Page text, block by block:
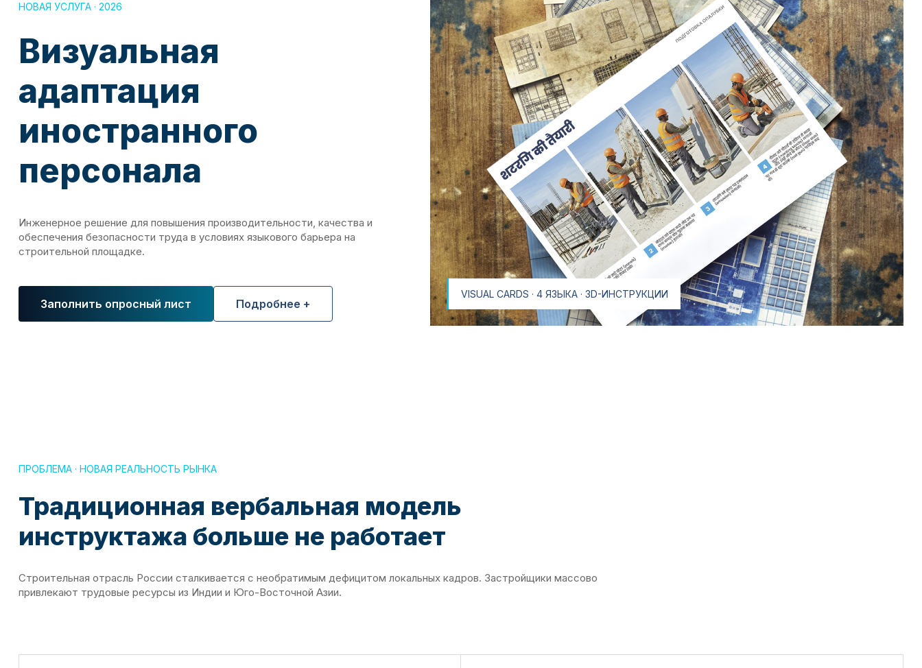
НОВАЯ УСЛУГА · 2026
Визуальная
адаптация
иностранного
персонала
Инженерное решение для повышения производительности, качества и
обеспечения безопасности труда в условиях языкового барьера на
строительной площадке.
Заполнить опросный лист Подробнее +
VISUAL CARDS · 4 ЯЗЫКА · 3D-ИНСТРУКЦИИ
ПРОБЛЕМА · НОВАЯ РЕАЛЬНОСТЬ РЫНКА
Традиционная вербальная модель
инструктажа больше не работает
Строительная отрасль России сталкивается с необратимым дефицитом локальных кадров. Застройщики массово
привлекают трудовые ресурсы из Индии и Юго-Восточной Азии.